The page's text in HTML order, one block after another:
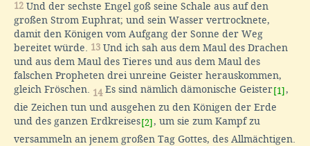
12 Und der sechste Engel goß seine Schale aus auf den
großen Strom Euphrat; und sein Wasser vertrocknete,
damit den Königen vom Aufgang der Sonne der Weg
bereitet würde. 13 Und ich sah aus dem Maul des Drachen
und aus dem Maul des Tieres und aus dem Maul des
falschen Propheten drei unreine Geister herauskommen,
gleich Fröschen. 14 Es sind nämlich dämonische Geister [1] ,
die Zeichen tun und ausgehen zu den Königen der Erde
und des ganzen Erdkreises [2] , um sie zum Kampf zu
versammeln an jenem großen Tag Gottes, des Allmächtigen.